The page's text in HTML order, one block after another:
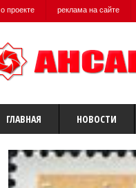
о проекте реклама на сайте
ГЛАВНАЯ НОВОСТИ